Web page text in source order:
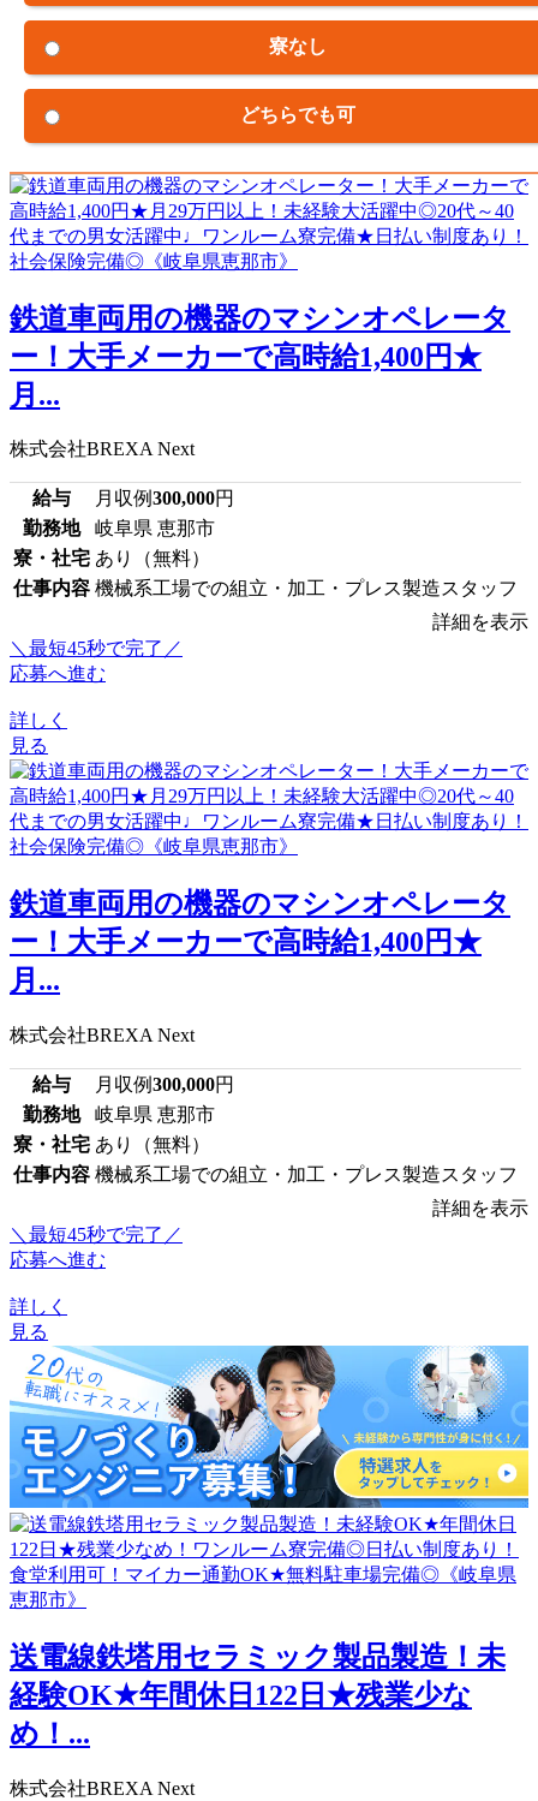
寮なし
どちらでも可
鉄道車両用の機器のマシンオペレータ
ー！大手メーカーで高時給1,400円★
月...
株式会社BREXA Next
給与 月収例300,000円
勤務地
岐阜県 恵那市
寮・社宅 あり（無料）
仕事内容 機械系工場での組立・加工・プレス製造スタッフ
詳細を表示
＼最短45秒で完了／
応募へ進む
詳しく
見る
鉄道車両用の機器のマシンオペレータ
ー！大手メーカーで高時給1,400円★
月...
株式会社BREXA Next
給与 月収例300,000円
勤務地
岐阜県 恵那市
寮・社宅 あり（無料）
仕事内容 機械系工場での組立・加工・プレス製造スタッフ
詳細を表示
＼最短45秒で完了／
応募へ進む
詳しく
見る
送電線鉄塔用セラミック製品製造！未
経験OK★年間休日122日★残業少な
め！...
株式会社BREXA Next